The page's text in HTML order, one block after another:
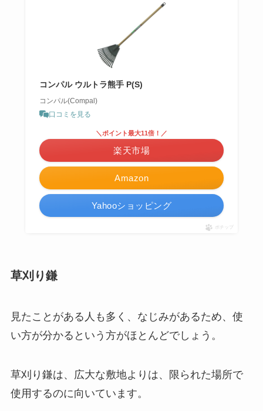
コンパル ウルトラ熊手 P(S)
コンパル(Compal)
口コミを見る
Amazon
＼ポイント最大11倍！／
楽天市場
Yahooショッピング
ポチップ
草刈り鎌
見たことがある人も多く、なじみがあるため、使
い方が分かるという方がほとんどでしょう。
草刈り鎌は、広大な敷地よりは、限られた場所で
使用するのに向いています。